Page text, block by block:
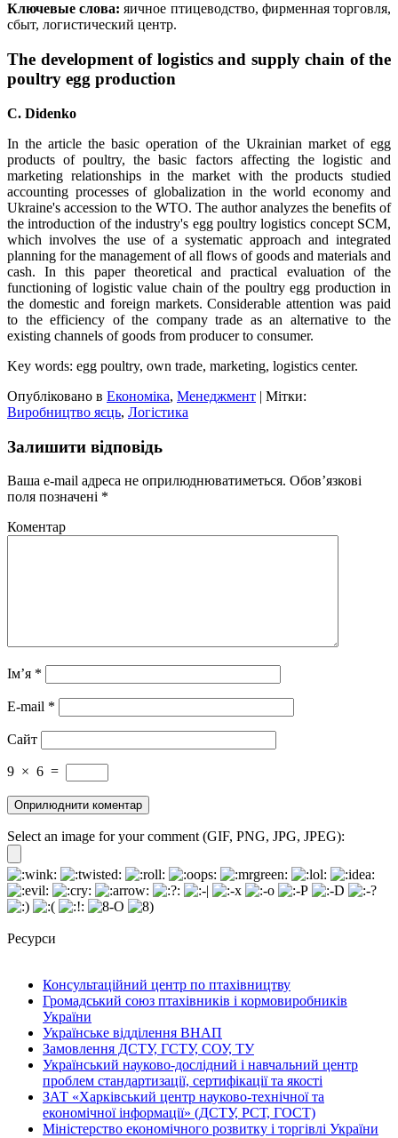
Ключевые слова:яичное птицеводство, фирменная торговля,
сбыт, логистический центр.
The development of logistics and supply chain of the
poultry egg production
C. Didenko
In the article the basic operation of the Ukrainian market of egg
products of poultry, the basic factors affecting the logistic and
marketing relationships in the market with the products studied
accounting processes of globalization in the world economy and
Ukraine's accession to the WTO. The author analyzes the benefits of
the introduction of the industry's egg poultry logistics concept SCM,
which involves the use of a systematic approach and integrated
planning for the management of all flows of goods and materials and
cash. In this paper theoretical and practical evaluation of the
functioning of logistic value chain of the poultry egg production in
the domestic and foreign markets. Considerable attention was paid
to the efficiency of the company trade as an alternative to the
existing channels of goods from producer to consumer.
Key words: egg poultry, own trade, marketing, logistics center.
Опубліковано в Економіка, Менеджмент | Мітки:
Виробництво яєць, Логістика
Залишити відповідь
Ваша e-mail адреса не оприлюднюватиметься. Обов’язкові
поля позначені *
Коментар
Ім’я *
E-mail *
Сайт
9 × 6 =
Select an image for your comment (GIF, PNG, JPG, JPEG):
Ресурси
Консультаційний центр по птахівництву
Громадський союз птахівників і кормовиробників
України
Українське відділення ВНАП
Замовлення ДСТУ, ГСТУ, СОУ, ТУ
Український науково-дослідний і навчальний центр
проблем стандартизації, сертифікації та якості
ЗАТ «Харківський центр науково-технічної та
економічної інформації» (ДСТУ, РСТ, ГОСТ)
Міністерство економічного розвитку і торгівлі України